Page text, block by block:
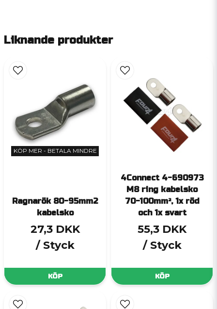
Liknande produkter
KÖP MER - BETALA MINDRE
Ragnarök 80-95mm2
kabelsko
27,3 DKK
/ Styck
KÖP
4Connect 4-690973
M8 ring kabelsko
70-100mm², 1x röd
och 1x svart
55,3 DKK
/ Styck
KÖP